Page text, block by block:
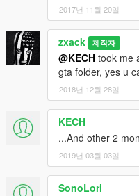
2017년 11월 20일
zxack 제작자
@KECH took me
gta folder, yes u
2018년 12월 28일
KECH
...And other 2
2019년 03월 03일
SonoLori